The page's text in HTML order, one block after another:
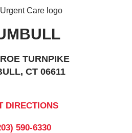
TURNPIKE
CT 06611
DIRECTIONS
590-6330